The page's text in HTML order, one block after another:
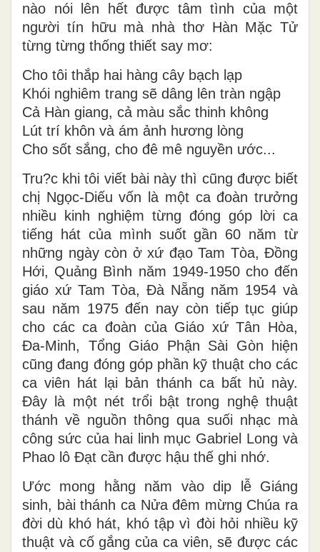
nào nói lên hết được tâm tình của một
người tín hữu mà nhà thơ Hàn Mặc Tử
từng từng thống thiết say mơ:
Cho tôi thắp hai hàng cây bạch lạp
Khói nghiêm trang sẽ dâng lên tràn ngập
Cả Hàn giang, cả màu sắc thinh không
Lút trí khôn và ám ảnh hương lòng
Cho sốt sắng, cho đê mê nguyền ước...
Tru?c khi tôi viết bài này thì cũng được biết
chị Ngọc-Diếu vốn là một ca đoàn trưởng
nhiều kinh nghiệm từng đóng góp lời ca
tiếng hát của mình suốt gần 60 năm từ
những ngày còn ở xứ đạo Tam Tòa, Đồng
Hới, Quảng Bình năm 1949-1950 cho đến
giáo xứ Tam Tòa, Đà Nẵng năm 1954 và
sau năm 1975 đến nay còn tiếp tục giúp
cho các ca đoàn của Giáo xứ Tân Hòa,
Đa-Minh, Tổng Giáo Phận Sài Gòn hiện
cũng đang đóng góp phần kỹ thuật cho các
ca viên hát lại bản thánh ca bất hủ này.
Đây là một nét trổi bật trong nghệ thuật
thánh về nguồn thông qua suối nhạc mà
công sức của hai linh mục Gabriel Long và
Phao lô Đạt cần được hậu thế ghi nhớ.
Ước mong hằng năm vào dip lễ Giáng
sinh, bài thánh ca Nửa đêm mừng Chúa ra
đời dù khó hát, khó tập vì đòi hỏi nhiều kỹ
thuật và cố gắng của ca viên, sẽ được các